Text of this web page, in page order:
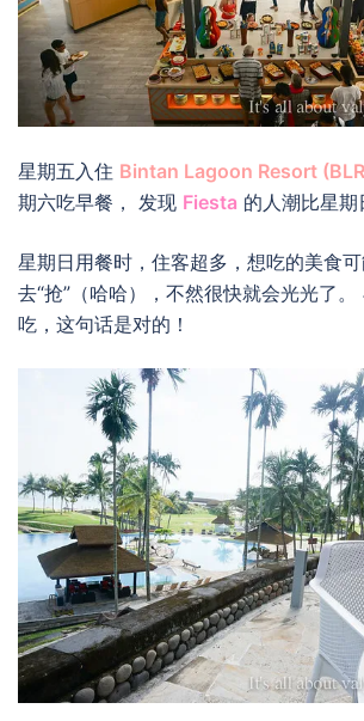
星期五入住 Bintan Lagoon Resort
期六吃早餐， 发现 Fiesta 的人潮比星期
星期日用餐时，住客超多，想吃的美食
去“抢”（哈哈），不然很快就会光光了
吃，这句话是对的！